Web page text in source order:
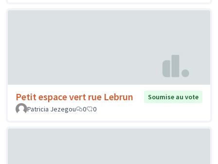
Petit espace vert rue Lebrun
Soumise au vote
Patricia Jezegou
0 0